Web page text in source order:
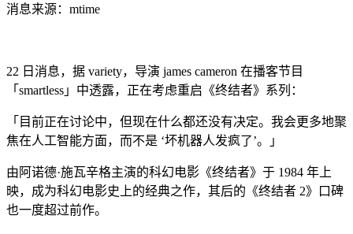
消息来源：mtime
22 日消息，据 variety，导演 james cameron 在播客节目
「smartless」中透露，正在考虑重启《终结者》系列：
「目前正在讨论中，但现在什么都还没有决定。我会更多地聚
焦在人工智能方面，而不是 ‘坏机器人发疯了’。」
由阿诺德·施瓦辛格主演的科幻电影《终结者》于 1984 年上
映，成为科幻电影史上的经典之作，其后的《终结者 2》口碑
也一度超过前作。